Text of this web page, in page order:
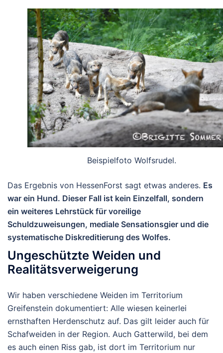
Beispielfoto Wolfsrudel.
Das Ergebnis von HessenForst sagt etwas anderes. Es
war ein Hund. Dieser Fall ist kein Einzelfall, sondern
ein weiteres Lehrstück für voreilige
Schuldzuweisungen, mediale Sensationsgier und die
systematische Diskreditierung des Wolfes.
Ungeschützte Weiden und
Realitätsverweigerung
Wir haben verschiedene Weiden im Territorium
Greifenstein dokumentiert: Alle wiesen keinerlei
ernsthaften Herdenschutz auf. Das gilt leider auch für
Schafweiden in der Region. Auch Gatterwild, bei dem
es auch einen Riss gab, ist dort im Territorium nur